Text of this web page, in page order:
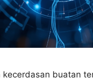
kecerdasan buatan